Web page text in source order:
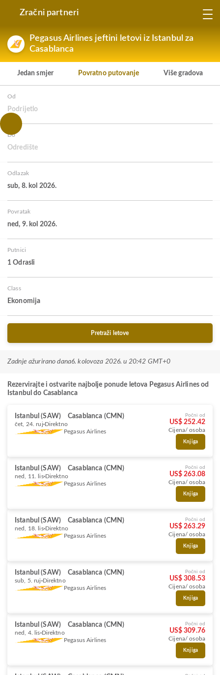
Zračni partneri
Pegasus Airlines jeftini letovi iz Istanbul za
Casablanca
Jedan smjer Povratno putovanje Više gradova
Od
Podrijetlo
Do
Odredište
Odlazak
sub, 8. kol 2026.
Povratak
ned, 9. kol 2026.
Putnici
1 Odrasli
Class
Ekonomija
Pretraži letove
Zadnje ažurirano dana6. kolovoza 2026. u 20:42 GMT+0
Rezervirajte i ostvarite najbolje ponude letova Pegasus Airlines od
Istanbul do Casablanca
Istanbul (SAW) Casablanca (CMN)
čet, 24. ruj Direktno
Pegasus Airlines
Počni od
US$ 252.42
Cijena/ osoba
Knjiga
Istanbul (SAW) Casablanca (CMN)
ned, 11. lis Direktno
Pegasus Airlines
Počni od
US$ 263.08
Cijena/ osoba
Knjiga
Istanbul (SAW) Casablanca (CMN)
ned, 18. lis Direktno
Pegasus Airlines
Počni od
US$ 263.29
Cijena/ osoba
Knjiga
Istanbul (SAW) Casablanca (CMN)
sub, 5. ruj Direktno
Pegasus Airlines
Počni od
US$ 308.53
Cijena/ osoba
Knjiga
Istanbul (SAW) Casablanca (CMN)
ned, 4. lis Direktno
Pegasus Airlines
Počni od
US$ 309.76
Cijena/ osoba
Knjiga